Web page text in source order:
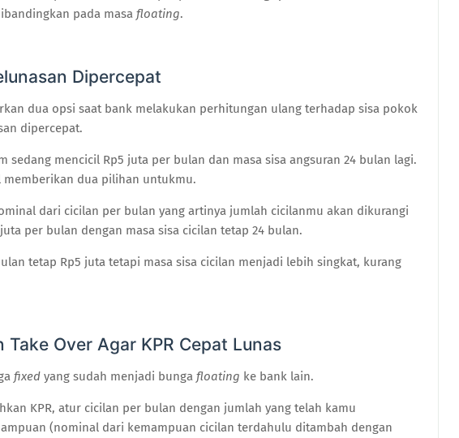
pada masa floating.
Dipercepat
dua opsi saat bank melakukan perhitungan ulang terhadap sisa pokok
dipercepat.
sedang mencicil Rp5 juta per bulan dan masa sisa angsuran 24 bulan lagi.
memberikan dua pilihan untukmu.
dari cicilan per bulan yang artinya jumlah cicilanmu akan dikurangi
per bulan dengan masa sisa cicilan tetap 24 bulan.
tetap Rp5 juta tetapi masa sisa cicilan menjadi lebih singkat, kurang
Over Agar KPR Cepat Lunas
fixed yang sudah menjadi bunga floating ke bank lain.
KPR, atur cicilan per bulan dengan jumlah yang telah kamu
(nominal dari kemampuan cicilan terdahulu ditambah dengan